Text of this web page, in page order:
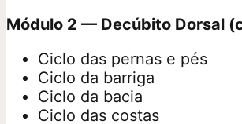
Módulo 2 — Decúbito Dorsal
Ciclo das pernas e pés
Ciclo da barriga
Ciclo da bacia
Ciclo das costas